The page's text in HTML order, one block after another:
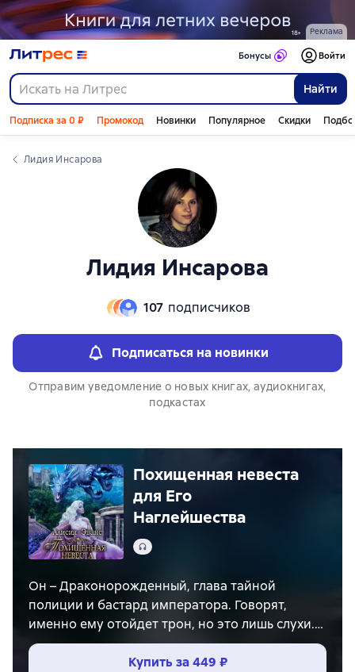
Реклама
Найти
Бонусы Войти
Подписка за 0 ₽ Промокод Новинки Популярное Скидки
Лидия Инсарова
Лидия Инсарова
107 подписчиков
Подписаться на новинки
Отправим уведомление о новых книгах, аудиокнигах,
подкастах
Похищенная невеста
для Его
Наглейшества
Аудио
Он – Драконорожденный, глава тайной
полиции и бастард императора. Говорят,
именно ему отойдет трон, но это лишь слухи.
Он явился за мной, похитил, надел рабский
браслет и унес на другой конец света.
Купить за 449 ₽